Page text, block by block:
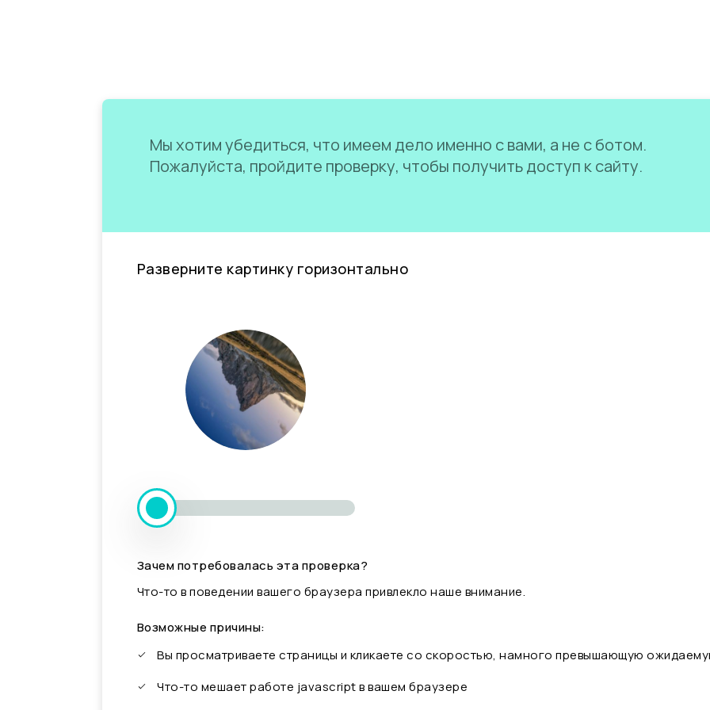
Мы хотим убедиться, что имеем дело именно с вами, а не с ботом.
Пожалуйста, пройдите проверку, чтобы получить доступ к сайту.
Разверните картинку горизонтально
Зачем потребовалась эта проверка?
Что-то в поведении вашего браузера привлекло наше внимание.
Возможные причины:
Вы просматриваете страницы и кликаете со скоростью, намного превышающую
Что-то мешает работе javascript в вашем браузере